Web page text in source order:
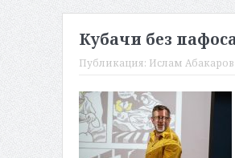
Кубачи без
Публикация: Ислам Абакаров